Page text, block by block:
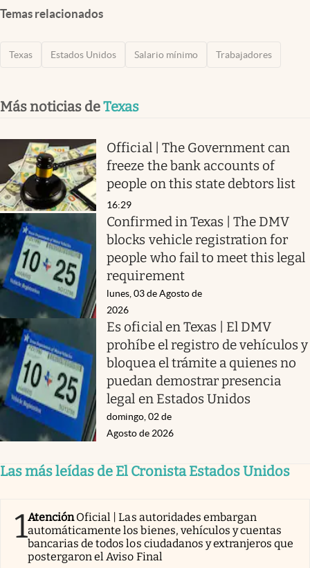
Temas relacionados
Texas Estados Unidos Salario mínimo Trabajadores
Más noticias deTexas
Official | The Government can
freeze the bank accounts of
people on this state debtors list
16:29
Confirmed in Texas | The DMV
blocks vehicle registration for
people who fail to meet this legal
requirement
lunes, 03 de Agosto de
2026
Es oficial en Texas | El DMV
prohíbe el registro de vehículos y
bloquea el trámite a quienes no
puedan demostrar presencia
legal en Estados Unidos
domingo, 02 de
Agosto de 2026
Las más leídas de El Cronista Estados Unidos
1AtenciónOficial | Las autoridades embargan
automáticamente los bienes, vehículos y cuentas
bancarias de todos los ciudadanos y extranjeros que
postergaron el Aviso Final